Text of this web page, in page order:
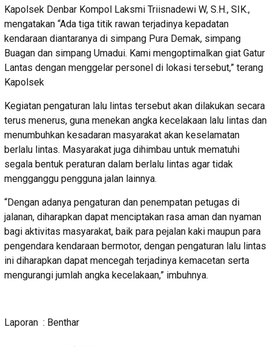
Kapolsek Denbar Kompol Laksmi Triisnadewi W, S.H., SIK.,
mengatakan “Ada tiga titik rawan terjadinya kepadatan
kendaraan diantaranya di simpang Pura Demak, simpang
Buagan dan simpang Umadui. Kami mengoptimalkan giat Gatur
Lantas dengan menggelar personel di lokasi tersebut,” terang
Kapolsek
Kegiatan pengaturan lalu lintas tersebut akan dilakukan secara
terus menerus, guna menekan angka kecelakaan lalu lintas dan
menumbuhkan kesadaran masyarakat akan keselamatan
berlalu lintas. Masyarakat juga dihimbau untuk mematuhi
segala bentuk peraturan dalam berlalu lintas agar tidak
mengganggu pengguna jalan lainnya.
“Dengan adanya pengaturan dan penempatan petugas di
jalanan, diharapkan dapat menciptakan rasa aman dan nyaman
bagi aktivitas masyarakat, baik para pejalan kaki maupun para
pengendara kendaraan bermotor, dengan pengaturan lalu lintas
ini diharapkan dapat mencegah terjadinya kemacetan serta
mengurangi jumlah angka kecelakaan,” imbuhnya.
Laporan : Benthar